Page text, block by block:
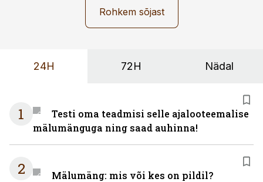
Rohkem sõjast
24H 72H Nädal
1
Testi oma teadmisi selle ajalooteemalise
mälumänguga ning saad auhinna!
2 Mälumäng: mis või kes on pildil?